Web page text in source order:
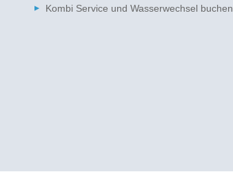
Kombi Service und Wasserwechsel buchen